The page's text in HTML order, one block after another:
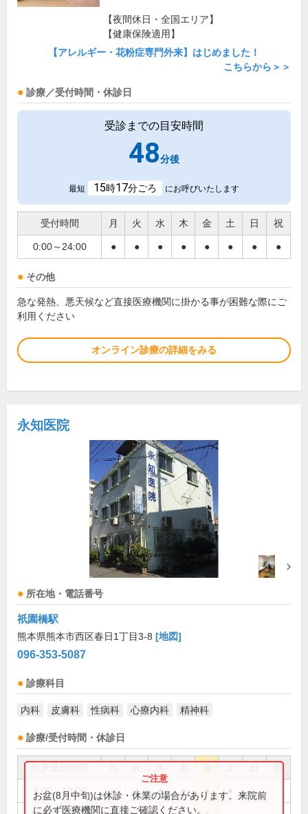
【夜間休日・全国エリア】
【健康保険適用】
【アレルギー・花粉症専門外来】はじめました！
こちらから＞＞
診療／受付時間・休診日
受診までの目安時間
48分後
最短 15時17分ごろ にお呼びいたします
受付時間 月 火 水 木 金 土 日 祝
0:00～24:00 ● ● ● ● ● ● ● ●
その他
急な発熱、悪天候など直接医療機関に掛かる事が困難な際にご
利用ください
オンライン診療の詳細をみる
永知医院
所在地・電話番号
祇園橋駅
熊本県熊本市西区春日1丁目3-8 [地図]
096-353-5087
診療科目
内科 皮膚科 性病科 心療内科 精神科
診療/受付時間・休診日
祝
9:00～13:00 ● ● ● ● ●
お盆(8月中旬)は休診・休業の場合があります。来院前
に必ず医療機関に直接ご確認ください。